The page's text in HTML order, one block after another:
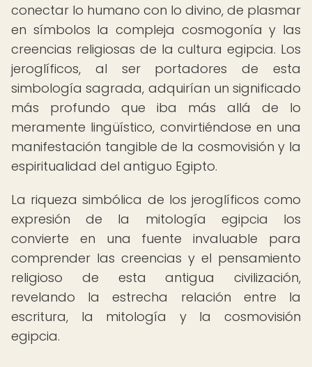
conectar lo humano con lo divino, de plasmar
en símbolos la compleja cosmogonía y las
creencias religiosas de la cultura egipcia. Los
jeroglíficos, al ser portadores de esta
simbología sagrada, adquirían un significado
más profundo que iba más allá de lo
meramente lingüístico, convirtiéndose en una
manifestación tangible de la cosmovisión y la
espiritualidad del antiguo Egipto.
La riqueza simbólica de los jeroglíficos como
expresión de la mitología egipcia los
convierte en una fuente invaluable para
comprender las creencias y el pensamiento
religioso de esta antigua civilización,
revelando la estrecha relación entre la
escritura, la mitología y la cosmovisión
egipcia.